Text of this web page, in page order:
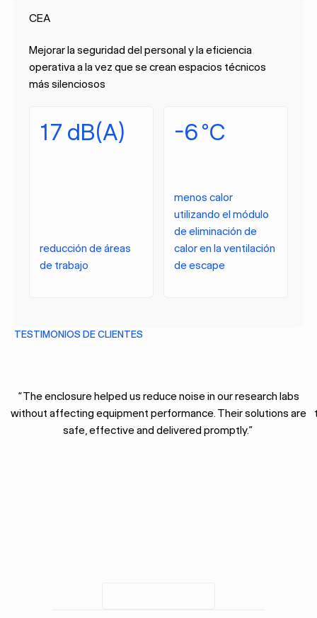
CEA
Mejorar la seguridad del personal y la eficiencia
operativa a la vez que se crean espacios técnicos
más silenciosos
17 dB(A)
reducción de áreas
de trabajo
-6 °C
menos calor
utilizando el módulo
de eliminación de
calor en la ventilación
de escape
TESTIMONIOS DE CLIENTES
“The enclosure helped us reduce noise in our research labs
without affecting equipment performance. Their solutions are
safe, effective and delivered promptly.”